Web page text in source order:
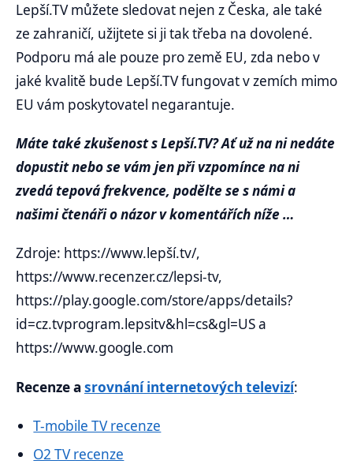
Lepší.TV můžete sledovat nejen z Česka, ale také
ze zahraničí, užijtete si ji tak třeba na dovolené.
Podporu má ale pouze pro země EU, zda nebo v
jaké kvalitě bude Lepší.TV fungovat v zemích mimo
EU vám poskytovatel negarantuje.
Máte také zkušenost s Lepší.TV? Ať už na ni nedáte
dopustit nebo se vám jen při vzpomínce na ni
zvedá tepová frekvence, podělte se s námi a
našimi čtenáři o názor v komentářích níže …
Zdroje: https://www.lepší.tv/,
https://www.recenzer.cz/lepsi-tv,
https://play.google.com/store/apps/details?
id=cz.tvprogram.lepsitv&hl=cs&gl=US a
https://www.google.com
Recenze asrovnání internetových televizí:
T-mobile TV recenze
O2 TV recenze